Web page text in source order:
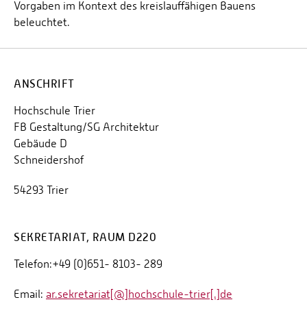
Vorgaben im Kontext des kreislauffähigen Bauens
beleuchtet.
ANSCHRIFT
Hochschule Trier
FB Gestaltung/SG Architektur
Gebäude D
Schneidershof
54293 Trier
SEKRETARIAT, RAUM D220
Telefon:+49 (0)651- 8103- 289
Email: ar.sekretariat[@]hochschule-trier[.]de